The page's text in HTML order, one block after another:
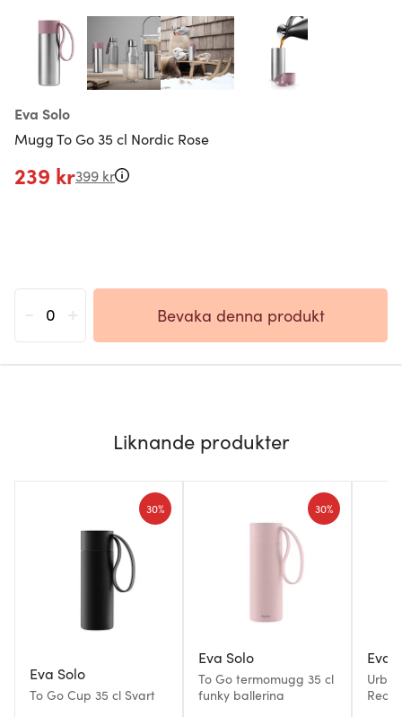
Eva Solo
Mugg To Go 35 cl Nordic Rose
239 kr399 kr
Bevaka denna produkt
Liknande produkter
Eva Solo
To Go Cup 35 cl Svart
30%
Eva Solo
To Go termomugg 35 cl
funky ballerina
30%
Eva